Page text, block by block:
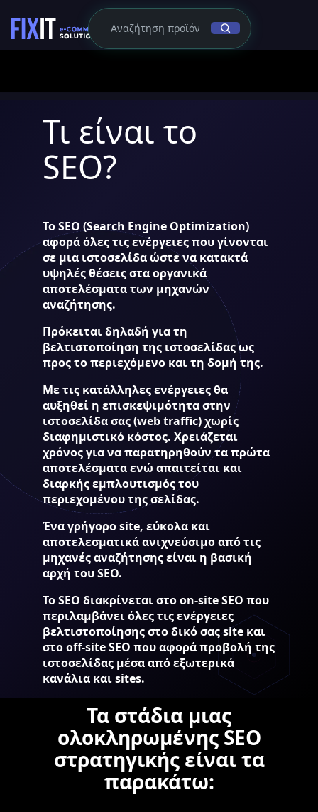
Τι είναι το
SEO?
Το SEO (Search Engine Optimization)
αφορά όλες τις ενέργειες που γίνονται
σε μια ιστοσελίδα ώστε να κατακτά
υψηλές θέσεις στα οργανικά
αποτελέσματα των μηχανών
αναζήτησης.
Πρόκειται δηλαδή για τη
βελτιστοποίηση της ιστοσελίδας ως
προς το περιεχόμενο και τη δομή της.
Με τις κατάλληλες ενέργειες θα
αυξηθεί η επισκεψιμότητα στην
ιστοσελίδα σας (web traffic) χωρίς
διαφημιστικό κόστος. Χρειάζεται
χρόνος για να παρατηρηθούν τα πρώτα
αποτελέσματα ενώ απαιτείται και
διαρκής εμπλουτισμός του
περιεχομένου της σελίδας.
Ένα γρήγορο site, εύκολα και
αποτελεσματικά ανιχνεύσιμο από τις
μηχανές αναζήτησης είναι η βασική
αρχή του SEO.
Το SEO διακρίνεται στο on-site SEO που
περιλαμβάνει όλες τις ενέργειες
βελτιστοποίησης στο δικό σας site και
στο off-site SEO που αφορά προβολή της
ιστοσελίδας μέσα από εξωτερικά
κανάλια και sites.
Τα στάδια μιας
ολοκληρωμένης SEO
στρατηγικής είναι τα
παρακάτω: